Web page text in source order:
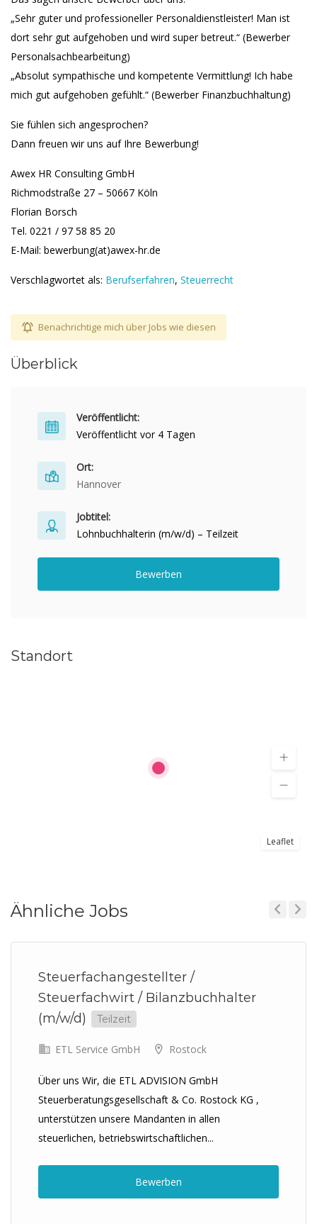
„Sehr guter und professioneller Personaldienstleister! Man ist
dort sehr gut aufgehoben und wird super betreut.“ (Bewerber
Personalsachbearbeitung)
„Absolut sympathische und kompetente Vermittlung! Ich habe
mich gut aufgehoben gefühlt.“ (Bewerber Finanzbuchhaltung)
Sie fühlen sich angesprochen?
Dann freuen wir uns auf Ihre Bewerbung!
Awex HR Consulting GmbH
Richmodstraße 27 – 50667 Köln
Florian Borsch
Tel. 0221 / 97 58 85 20
E-Mail: bewerbung(at)awex-hr.de
Verschlagwortet als: Berufserfahren, Steuerrecht
Benachrichtige mich über Jobs wie diesen
Überblick
Veröffentlicht:
Veröffentlicht vor 4 Tagen
Ort:
Hannover
Jobtitel:
Lohnbuchhalterin (m/w/d) – Teilzeit
Bewerben
Standort
Leaflet
Ähnliche Jobs
Steuerfachangestellter /
Steuerfachwirt / Bilanzbuchhalter
(m/w/d)
Teilzeit
ETL Service GmbH Rostock
Über uns Wir, die ETL ADVISION GmbH
Steuerberatungsgesellschaft & Co. Rostock KG ,
unterstützen unsere Mandanten in allen
steuerlichen, betriebswirtschaftlichen...
Bewerben